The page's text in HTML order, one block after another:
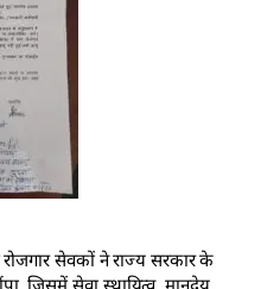
रोजगार सेवकों ने राज्य सरकार के